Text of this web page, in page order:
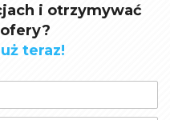
i otrzymywać
teraz!